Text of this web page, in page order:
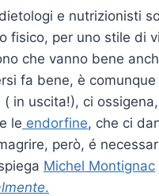
e nutrizionisti
fisico, per uno stile di
che vanno bene
fa bene, è
( in uscita!), ci
le endorfine, che ci
però, é
Michel Montignac
.